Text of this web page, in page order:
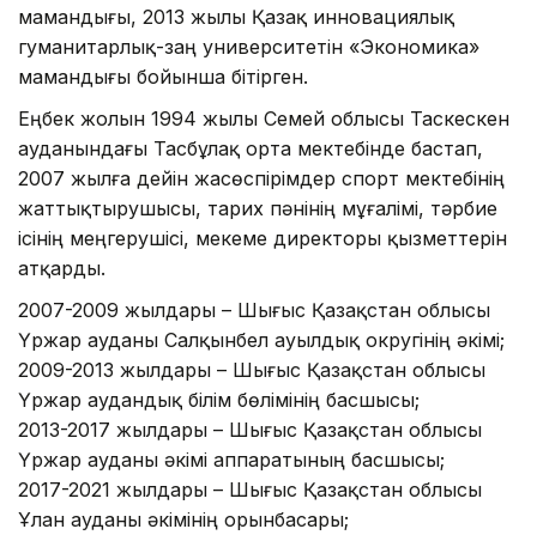
мамандығы, 2013 жылы Қазақ инновациялық
гуманитарлық-заң университетін «Экономика»
мамандығы бойынша бітірген.
Еңбек жолын 1994 жылы Семей облысы Таскескен
ауданындағы Тасбұлақ орта мектебінде бастап,
2007 жылға дейін жасөспірімдер спорт мектебінің
жаттықтырушысы, тарих пәнінің мұғалімі, тәрбие
ісінің меңгерушісі, мекеме директоры қызметтерін
атқарды.
2007-2009 жылдары – Шығыс Қазақстан облысы
Үржар ауданы Салқынбел ауылдық округінің әкімі;
2009-2013 жылдары – Шығыс Қазақстан облысы
Үржар аудандық білім бөлімінің басшысы;
2013-2017 жылдары – Шығыс Қазақстан облысы
Үржар ауданы әкімі аппаратының басшысы;
2017-2021 жылдары – Шығыс Қазақстан облысы
Ұлан ауданы әкімінің орынбасары;